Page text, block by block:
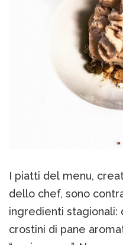
I piatti del menu,
dello chef, sono
ingredienti stagionali:
crostini di pane